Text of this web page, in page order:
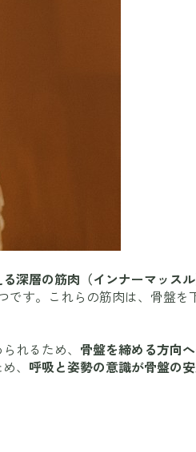
深層の筋肉（インナーマッス
す。これらの筋肉は、骨盤
れるため、 骨盤を締める方向
、 呼吸と姿勢の意識が骨盤の